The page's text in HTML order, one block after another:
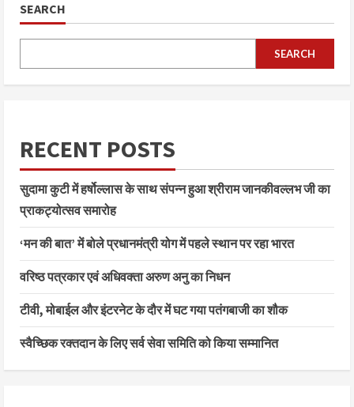
SEARCH
SEARCH
RECENT POSTS
सुदामा कुटी में हर्षोल्लास के साथ संपन्न हुआ श्रीराम जानकीवल्लभ जी का
प्राकट्योत्सव समारोह
‘मन की बात’ में बोले प्रधानमंत्री योग में पहले स्थान पर रहा भारत
वरिष्ठ पत्रकार एवं अधिवक्ता अरुण अनु का निधन
टीवी, मोबाईल और इंटरनेट के दौर में घट गया पतंगबाजी का शौक
स्वैच्छिक रक्तदान के लिए सर्व सेवा समिति को किया सम्मानित